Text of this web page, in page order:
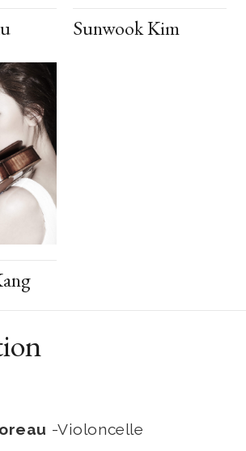
Sunwook Kim
-Violoncelle